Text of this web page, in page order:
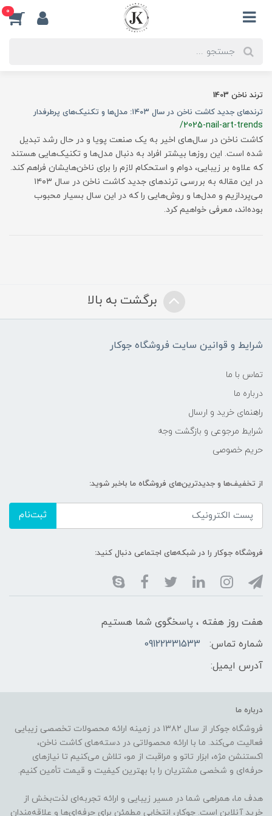
0
ترند ناخن 1403
ترندهای جدید کاشت ناخن در سال ۱۴۰۳: مدل‌ها و تکنیک‌های پرطرفدار
/2025-nail-art-trends
کاشت ناخن در سال‌های اخیر به یک صنعت پویا و در حال رشد تبدیل
شده است. این روزها بیشتر افراد به دنبال مدل‌ها و تکنیک‌هایی هستند
که علاوه بر زیبایی، دوام و استحکام لازم را برای ناخن‌هایشان فراهم کند.
در این مقاله به بررسی ترندهای جدید کاشت ناخن در سال ۱۴۰۳
می‌پردازیم و مدل‌ها و روش‌هایی را که در این سال بسیار محبوب
بوده‌اند، معرفی خواهیم کرد.
برگشت به بالا
شرایط و قوانین سایت فروشگاه جوکار
تماس با ما
درباره ما
راهنمای خرید و ارسال
شرایط مرجوعی و بازگشت وجه
حریم خصوصی
از تخفیف‌ها و جدیدترین‌های فروشگاه ما باخبر شوید:
ثبت‌نام
فروشگاه جوکار را در شبکه‌های اجتماعی دنبال کنید:
هفت روز هفته ، پاسخگوی شما هستیم
شماره تماس:
09122331533
آدرس ایمیل:
درباره ما
فروشگاه جوکار از سال ۱۳۸۲ در زمینه ارائه محصولات تخصصی زیبایی
فعالیت می‌کند. ما با ارائه محصولاتی در دسته‌های کاشت ناخن،
اکستنشن مژه، ابزار تاتو و مراقبت از مو، تلاش می‌کنیم تا نیازهای
حرفه‌ای و شخصی مشتریان را با بهترین کیفیت و قیمت تأمین کنیم.
هدف ما، همراهی شما در مسیر زیبایی و ارائه تجربه‌ای لذت‌بخش از
خرید آنلاین است. جوکار، انتخابی مطمئن برای حرفه‌ای‌ها و علاقه‌مندان